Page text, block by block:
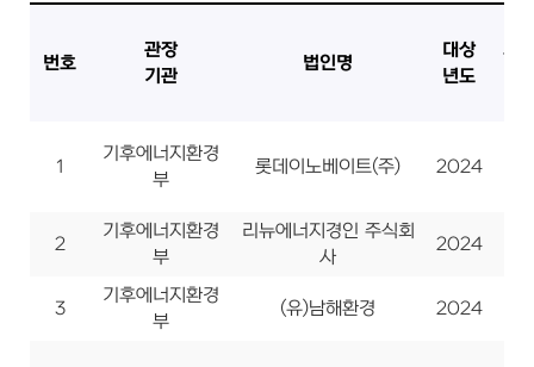
번호
관장
기관
법인명
대상
년도
지
1
기후에너지환경
부
롯데이노베이트(주) 2024
2
기후에너지환경
부
리뉴에너지경인 주식회
사
2024
3
기후에너지환경
부
(유)남해환경 2024